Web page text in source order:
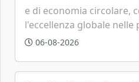
e di economia circolare,
l'eccellenza globale nelle
grazie a innovazione,
06-08-2026